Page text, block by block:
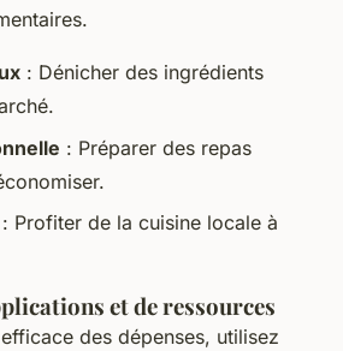
: Dénicher des ingrédients
: Préparer des repas
: Profiter de la cuisine locale à
et de ressources
des dépenses, utilisez